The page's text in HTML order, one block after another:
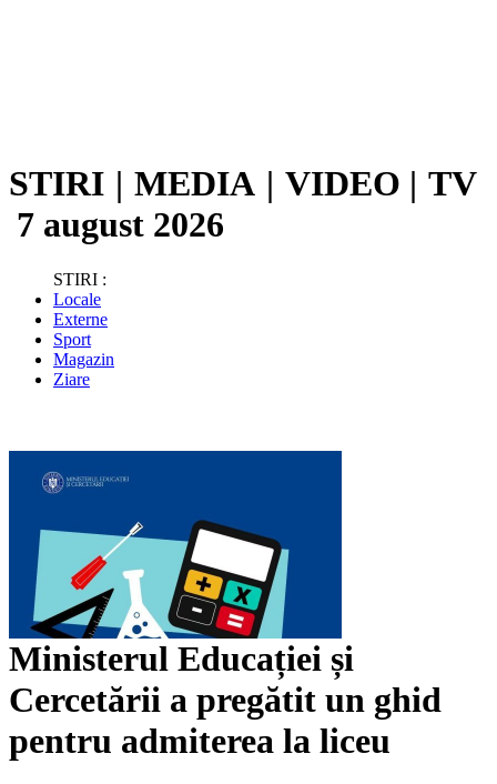
STIRI | MEDIA | VIDEO | TV
7 august 2026
STIRI :
Locale
Externe
Sport
Magazin
Ziare
Ministerul Educației și
Cercetării a pregătit un ghid
pentru admiterea la liceu